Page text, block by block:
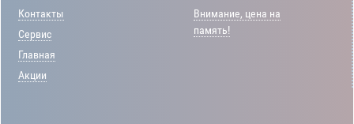
Контакты
Сервис
Главная
Акции
Внимание, цена на
память!